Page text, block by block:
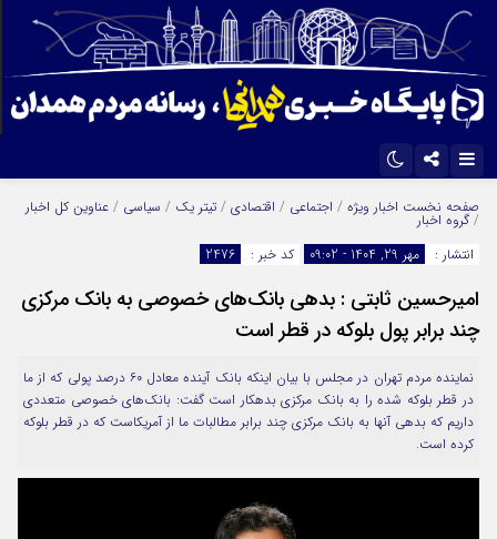
اینستاگرام
تلگرام
ایتا
آپارات
صفحه نخست اخبار ویژه / اجتماعی / اقتصادی / تیتر یک / سیاسی / عناوین کل اخبار
/ گروه اخبار
انتشار :
مهر 29, 1404 - 09:02 کد خبر : 2476
امیرحسین ثابتی : بدهی بانک‌های خصوصی به بانک مرکزی
چند برابر پول بلوکه در قطر است
نماینده مردم تهران در مجلس با بیان اینکه بانک آینده معادل ۶۰ درصد پولی که از ما
در قطر بلوکه شده را به بانک مرکزی بدهکار است گفت: بانک‌های خصوصی متعددی
داریم که بدهی آنها به بانک مرکزی چند برابر مطالبات ما از آمریکاست که در قطر بلوکه
کرده است.